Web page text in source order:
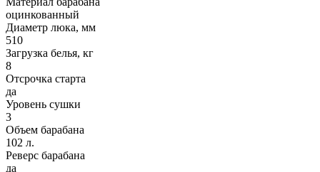
оцинкованный
Диаметр люка, мм
510
Загрузка белья, кг
8
Отсрочка старта
да
Уровень сушки
3
Объем барабана
102 л.
Реверс барабана
да